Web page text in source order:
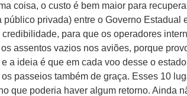
coisa, o custo é bem maior para
privada) entre o Governo
para que os operadores
assentos vazios nos aviões, porque
a ideia é que em cada voo desse o
passeios também de graça. Esses 10
que poderia haver algum retorno. Ainda